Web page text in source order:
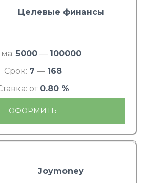
Целевые финансы
5000 — 100000
Срок: 7 — 168
от 0.80 %
ОФОРМИТЬ
Joymoney